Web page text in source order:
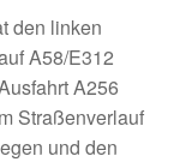
den linken
A58/E312
A256
Straßenverlauf
und den